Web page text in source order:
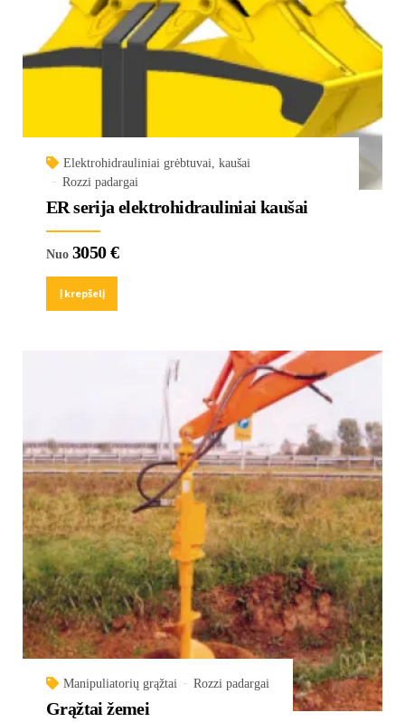
Elektrohidrauliniai grėbtuvai, kaušai
Rozzi padargai
ER serija elektrohidrauliniai kaušai
Nuo 3050€
Į krepšelį
Manipuliatorių grąžtai Rozzi padargai
Grąžtai žemei